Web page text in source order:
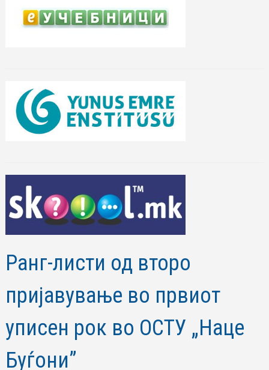
Ранг-листи од второ
пријавување во првиот
уписен рок во ОСТУ „Наце
Буѓони”